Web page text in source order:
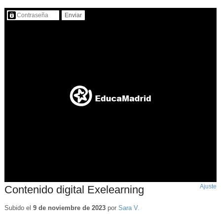
Contenido protegido…
Contenido digital Exelearning Ajuste
Subido el 9 de noviembre de 2023por Sara V.